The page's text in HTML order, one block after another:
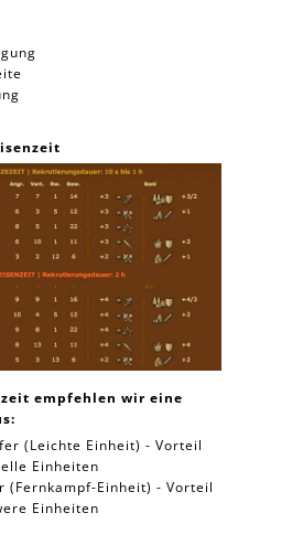
empfehlen wir eine
(Leichte Einheit) - Vorteil
Einheiten
(Fernkampf-Einheit) - Vorteil
Einheiten